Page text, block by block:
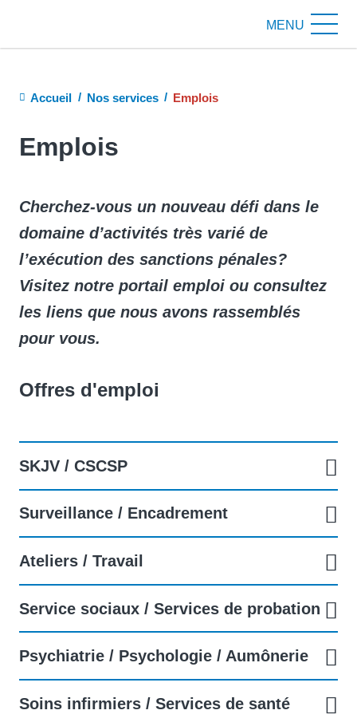
MENU
FilAccueil Nos services Emplois
Emplois
Cherchez-vous un nouveau défi dans le
domaine d’activités très varié de
l’exécution des sanctions pénales?
Visitez notre portail emploi ou consultez
les liens que nous avons rassemblés
pour vous.
Offres d'emploi
SKJV / CSCSP
Surveillance / Encadrement
Ateliers / Travail
Service sociaux / Services de probation
Psychiatrie / Psychologie / Aumônerie
Soins infirmiers / Services de santé